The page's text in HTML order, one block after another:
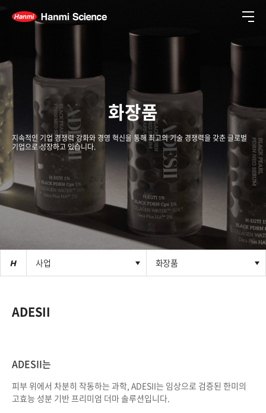
메뉴
사업
화장품
지속적인 기업 경쟁력 강화와 경영 혁신을 통해 최고의 기술 경쟁력을 갖춘 글로벌
기업으로 성장하고 있습니다.
사업 화장품
ADESII​
ADESII는
피부 위에서 차분히 작동하는 과학, ADESII는 임상으로 검증된 한미의
고효능 성분 기반 프리미엄 더마 솔루션입니다.